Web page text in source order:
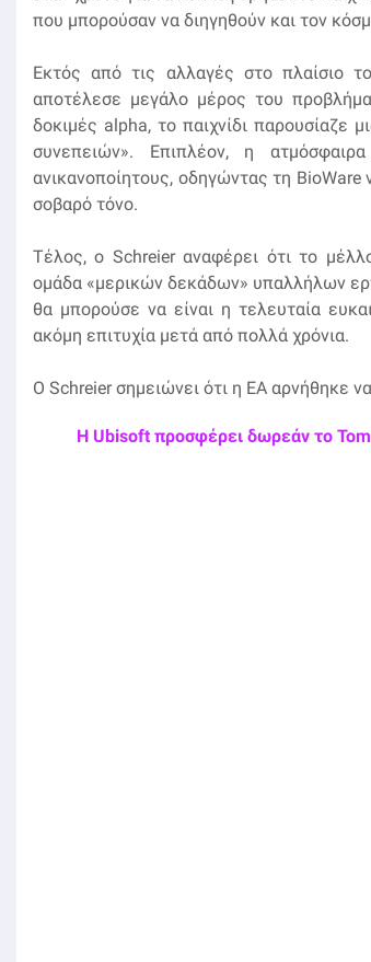
που μπορούσαν να διηγηθούν και τον
Εκτός από τις αλλαγές στο πλαίσιο
αποτέλεσε μεγάλο μέρος του
δοκιμές alpha, το παιχνίδι παρουσίαζε
συνεπειών». Επιπλέον, η
ανικανοποίητους, οδηγώντας τη
σοβαρό τόνο.
Τέλος, ο Schreier αναφέρει ότι το
ομάδα «μερικών δεκάδων» υπαλλήλων
θα μπορούσε να είναι η τελευταία
ακόμη επιτυχία μετά από πολλά χρόνια.
Ο Schreier σημειώνει ότι η EA αρνήθηκε
Η Ubisoft προσφέρει δωρεάν το